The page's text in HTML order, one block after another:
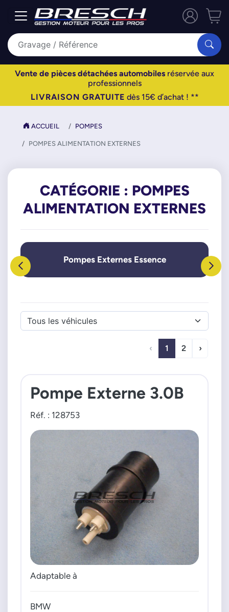
Vente de pièces détachées automobiles réservée aux
professionnels
LIVRAISON GRATUITE dès 15€ d’achat ! **
ACCUEIL POMPES
POMPES ALIMENTATION EXTERNES
CATÉGORIE : POMPES
ALIMENTATION EXTERNES
Pompes Externes Essence
‹ 1 2 ›
Pompe Externe 3.0B
Réf. : 128753
Adaptable à
BMW